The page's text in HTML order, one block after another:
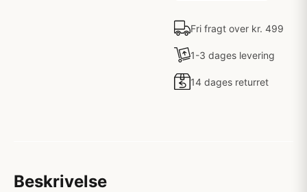
Fri fragt over kr. 499
1-3 dages levering
14 dages returret
Beskrivelse